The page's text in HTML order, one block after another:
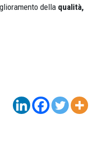
della qualità,